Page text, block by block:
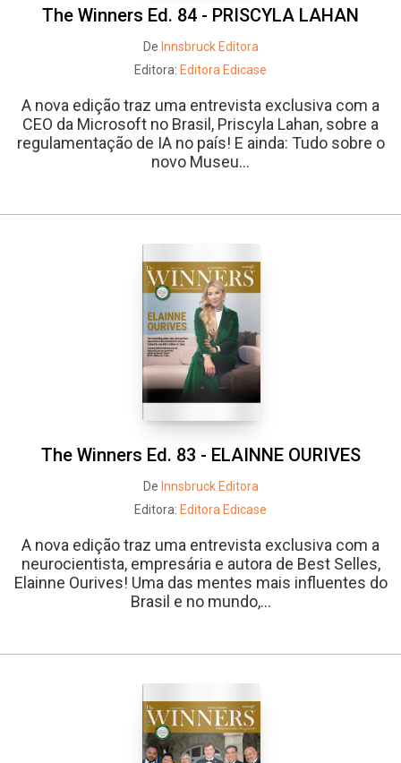
The Winners Ed. 84 - PRISCYLA LAHAN
De Innsbruck Editora
Editora: Editora Edicase
A nova edição traz uma entrevista exclusiva com a
CEO da Microsoft no Brasil, Priscyla Lahan, sobre a
regulamentação de IA no país! E ainda: Tudo sobre o
novo Museu...
The Winners Ed. 83 - ELAINNE OURIVES
De Innsbruck Editora
Editora: Editora Edicase
A nova edição traz uma entrevista exclusiva com a
neurocientista, empresária e autora de Best Selles,
Elainne Ourives! Uma das mentes mais influentes do
Brasil e no mundo,...